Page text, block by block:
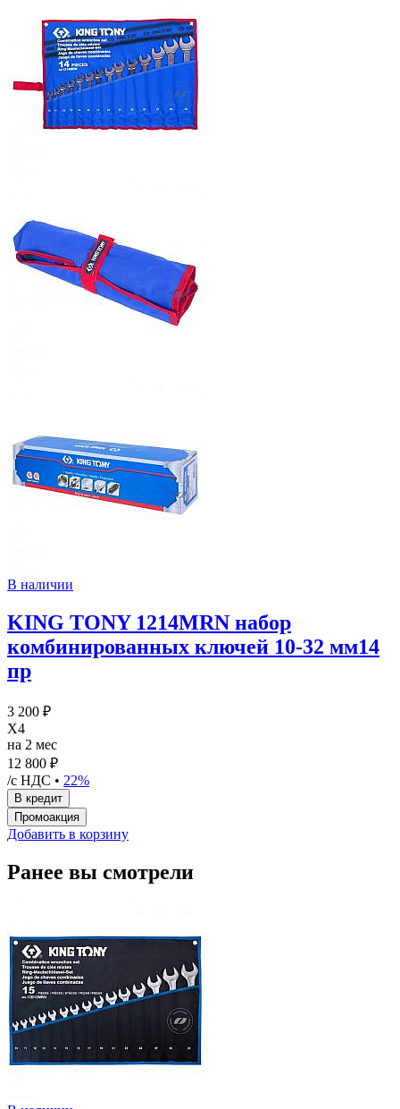
В наличии
KING TONY 1214MRN набор
комбинированных ключей 10-32 мм14
пр
3 200 ₽
X4
на 2 мес
12 800 ₽
/с НДС • 22%
Добавить в корзину
Ранее вы смотрели